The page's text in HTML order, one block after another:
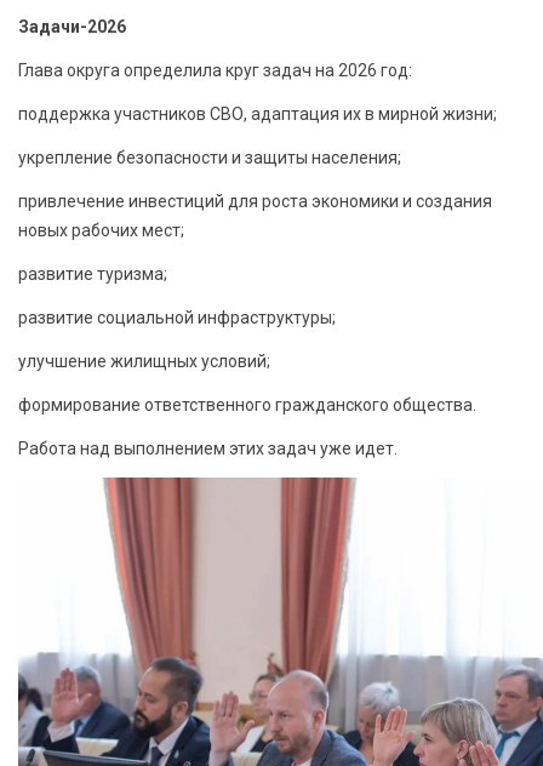
Задачи-2026
Глава округа определила круг задач на 2026 год:
поддержка участников СВО, адаптация их в мирной жизни;
укрепление безопасности и защиты населения;
привлечение инвестиций для роста экономики и создания
новых рабочих мест;
развитие туризма;
развитие социальной инфраструктуры;
улучшение жилищных условий;
формирование ответственного гражданского общества.
Работа над выполнением этих задач уже идет.